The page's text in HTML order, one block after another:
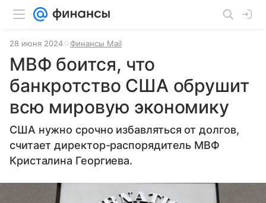
28 июня 2024 Финансы Mail
МВФ боится, что
банкротство США обрушит
всю мировую экономику
США нужно срочно избавляться от долгов,
считает директор-распорядитель МВФ
Кристалина Георгиева.